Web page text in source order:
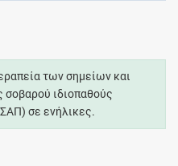
των σημείων και
ιδιοπαθούς
σε ενήλικες.